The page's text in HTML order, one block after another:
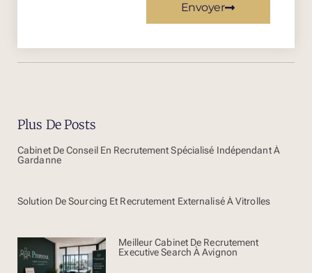
Envoyer
Plus De Posts
Cabinet De Conseil En Recrutement Spécialisé Indépendant À
Gardanne
Solution De Sourcing Et Recrutement Externalisé À Vitrolles
Meilleur Cabinet De Recrutement
Executive Search À Avignon